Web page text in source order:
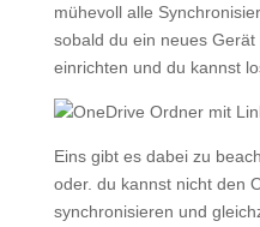
mühevoll alle
sobald du ein neues
einrichten und du kannst
Eins gibt es dabei zu
oder. du kannst nicht den
synchronisieren und